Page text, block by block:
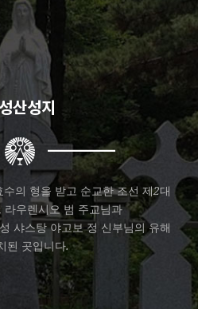
산성지
의 형을 받고 순교한 조선 제2대
라우렌시오 범 주교님과
샤스탕 야고보 정 신부님의 유해
된 곳입니다.